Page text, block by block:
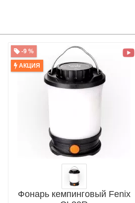
-9 %
АКЦИЯ
Фонарь кемпинговый Fenix